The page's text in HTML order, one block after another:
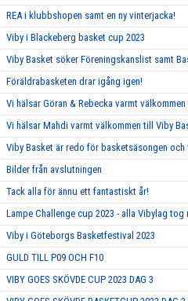
REA i klubbshopen samt en ny vinterjacka!
Viby i Blackeberg basket cup 2023
Viby Basket söker Föreningskanslist samt
Föräldrabasketen drar igång igen!
Vi hälsar Göran & Rebecka varmt
Vi hälsar Mahdi varmt välkommen till Viby
Viby Basket är redo för basketsäsongen och
Bilder från avslutningen
Tack alla för ännu ett fantastiskt år!
Lampe Challenge cup 2023 - alla Vibylag tog
Viby i Göteborgs Basketfestival 2023
GULD TILL P09 OCH F10
VIBY GOES SKÖVDE CUP 2023 DAG 3